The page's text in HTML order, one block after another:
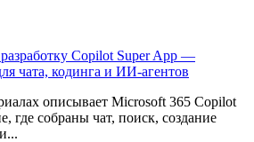
Copilot Super App —
чата, кодинга и ИИ-агентов
описывает Microsoft 365 Copilot
где собраны чат, поиск, создание